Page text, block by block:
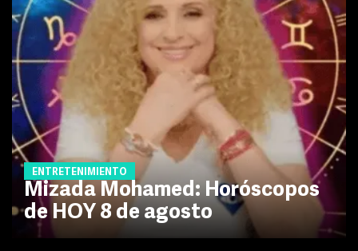
ENTRETENIMIENTO
Mizada Mohamed: Horóscopos
de HOY 8 de agosto